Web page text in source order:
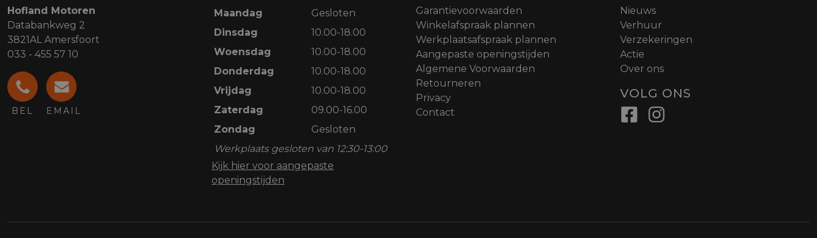
Hofland Motoren
Databankweg 2
3821AL Amersfoort
033 - 455 57 10
BEL EMAIL
Maandag
Gesloten
Dinsdag
10.00-18.00
Woensdag
10.00-18.00
Donderdag
10.00-18.00
Vrijdag
10.00-18.00
Zaterdag
09.00-16.00
Zondag
Gesloten
Werkplaats gesloten van 12:30-13:00
Kijk hier voor aangepaste
openingstijden
Garantievoorwaarden
Winkelafspraak plannen
Werkplaatsafspraak plannen
Aangepaste openingstijden
Algemene Voorwaarden
Retourneren
Privacy
Contact
Nieuws
Verhuur
Verzekeringen
Actie
Over ons
VOLG ONS